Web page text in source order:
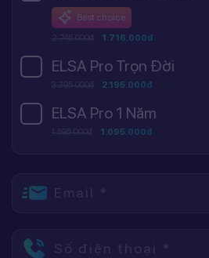
Best choice
2.745.000đ 1.716.000đ
ELSA Pro Trọn Đời
3.395.000đ 2.195.000đ
ELSA Pro 1 Năm
1.595.000đ 1.095.000đ
Email *
Số điện thoại *